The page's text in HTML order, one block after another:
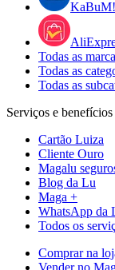
KaBuM!
Todas as
Todas as
Todas as
Serviços e benefícios
Cartão Luiza
Cliente Ouro
Magalu
Blog da Lu
Maga +
WhatsApp da
Todos os
Comprar na
Vender no